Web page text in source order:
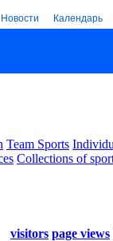
Новости Календарь
Team Sports
Collections of
visitors page views